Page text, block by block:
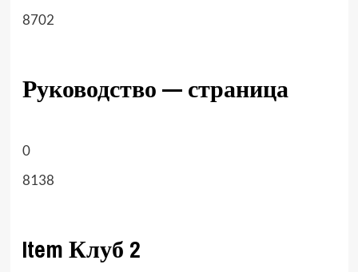
8702
Руководство — страница
0
8138
Item Клуб 2